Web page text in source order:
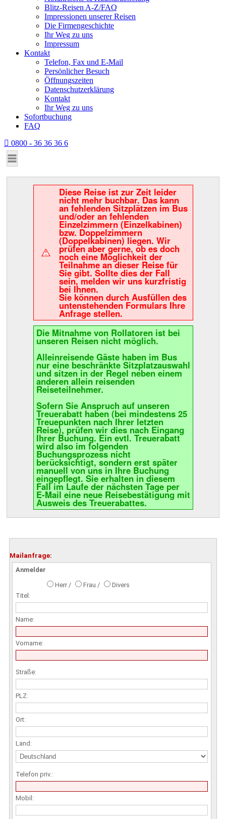
Blitz-Reisen A-Z/FAQ
Impressionen unserer Reisen
Die Firmengeschichte
Ihr Weg zu uns
Impressum
Kontakt
Telefon, Fax und E-Mail
Persönlicher Besuch
Öffnungszeiten
Datenschutzerklärung
Kontakt
Ihr Weg zu uns
Sofortbuchung
FAQ
0800 - 36 36 36 6